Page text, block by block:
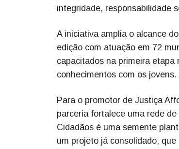
integridade, responsabilidade
A iniciativa amplia o alcance
edição com atuação em 72
capacitados na primeira etapa
conhecimentos com os
Para o promotor de Justiça
parceria fortalece uma rede
Cidadãos é uma semente
um projeto já consolidado,